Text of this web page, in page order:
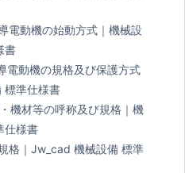
電動機の始動方式｜機械設
書
電動機の規格及び保護方式
標準仕様書
機材等の呼称及び規格｜機
仕様書
格｜Jw_cad 機械設備 標準